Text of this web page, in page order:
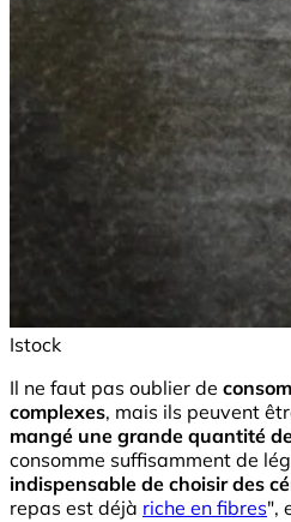
Istock
Il ne faut pas oublier de
complexes, mais ils peuvent
mangé une grande quantité
consomme suffisamment de
indispensable de choisir des
repas est déjà riche en fibres",